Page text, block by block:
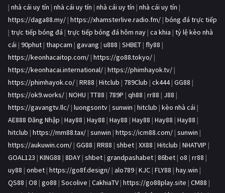
| nhà cái uy tín | nhà cái uy tín | nhà cái uy tín | nhà cái uy tín |
https://daga88.my/ | https://xhamsterlive.radio.fm/ | bóng đá trực tiếp
| trực tiếp bóng đá | trực tiếp bóng đá hôm nay | ca khia | tỷ lệ kèo nhà
cái | 90phut | thapcam | gavang | u888 | SHBET | fly88 |
https://keonhacaitop.com/ | https://go88.tokyo/ |
https://keonhacai.international/ | https://phimhayok.tv/ |
https://phimhayok.co/ | RR88 | Hitclub | 789Club | ck444| GG88 |
https://ok9.works/ | NOHU | TT88 | 789P | qh88 | rr88 | J88 |
https://gavangtv.llc/ | luongsontv | sunwin | hitclub | kèo nhà cái |
AE888 Đăng Nhập | Hay88 | Hay88 | Hay88 | Hay88 | Hay88 | Hay88 |
hitclub | https://mm88.tax/ | sunwin | https://icm88.com/ | sunwin |
https://aukuwin.com/ | GG88 | RR88 | shbet | XX88 | Hitclub | NHATVIP |
GOAL123 | KING88 | 8DAY | shbet | grandpashabet | 86bet | o8 | rr88 |
uy88 | onbet | https://go8f.design/ | alo789 | KJC | FLY88 | hay.win |
QS88 | O8 | go88 | Socolive | CakhiaTV | https://go88play.site | CM88 |